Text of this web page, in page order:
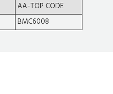
AA-TOP CODE
BMC6008